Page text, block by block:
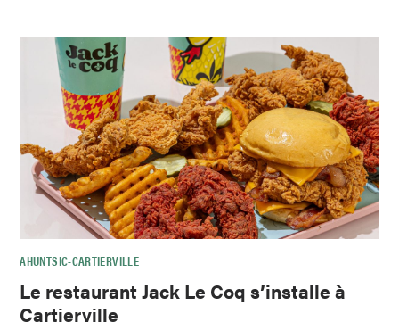
AHUNTSIC-CARTIERVILLE
Le restaurant Jack Le Coq s’installe à
Cartierville